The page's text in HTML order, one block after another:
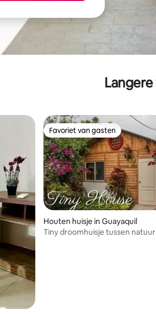
Favoriet van gasten
Favoriet van gasten
Houten huisje in Guayaquil
Tiny droomhuisje tussen